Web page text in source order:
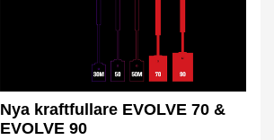
Nya kraftfullare EVOLVE 70 &
EVOLVE 90